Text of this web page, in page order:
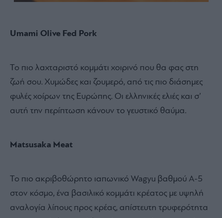
Umami Olive Fed Pork
Το πιο λαχταριστό κομμάτι χοιρινό που θα φας στη
ζωή σου. Χυμώδες και ζουμερό, από τις πιο διάσημες
φυλές χοίρων της Ευρώπης. Οι ελληνικές ελιές και σ’
αυτή την περίπτωση κάνουν το γευστικό θαύμα.
Matsusaka Meat
Το πιο ακριβοθώρητο ιαπωνικό Wagyu βαθμού Α-5
στον κόσμο, ένα βασιλικό κομμάτι κρέατος με υψηλή
αναλογία λίπους προς κρέας, απίστευτη τρυφερότητα